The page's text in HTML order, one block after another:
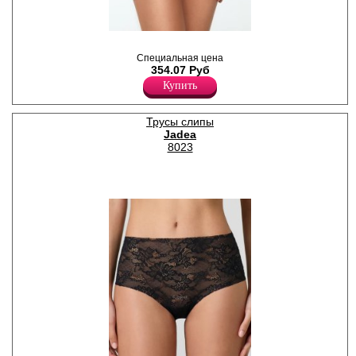
ажурной сетки с цветочным
ртсунком по всему полотну, с
ажурным краем,
однотонные, со средней
линией талии. Гигиеничная
хлопковая ластовица
позволяет избежать трения
и раздражения кожи.
Удобная и комфортная
модель для повседневного
Специальная цена
354.07 Руб
Купить
Трусы слипы
Jadea
8023